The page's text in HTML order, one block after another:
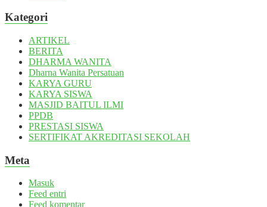
Kategori
ARTIKEL
BERITA
DHARMA WANITA
Dharna Wanita Persatuan
KARYA GURU
KARYA SISWA
MASJID BAITUL ILMI
PPDB
PRESTASI SISWA
SERTIFIKAT AKREDITASI SEKOLAH
Meta
Masuk
Feed entri
Feed komentar